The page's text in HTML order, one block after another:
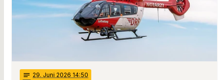
notes 29. Juni 2026 14:50